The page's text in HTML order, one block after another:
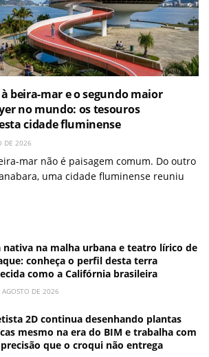
beira-mar e o segundo maior
no mundo: os tesouros
cidade fluminense
DE 2026
mar não é paisagem comum. Do outro
uma cidade fluminense reuniu
nativa na malha urbana e teatro lírico de
conheça o perfil desta terra
como a Califórnia brasileira
AGOSTO DE 2026
2D continua desenhando plantas
mesmo na era do BIM e trabalha com
que o croqui não entrega